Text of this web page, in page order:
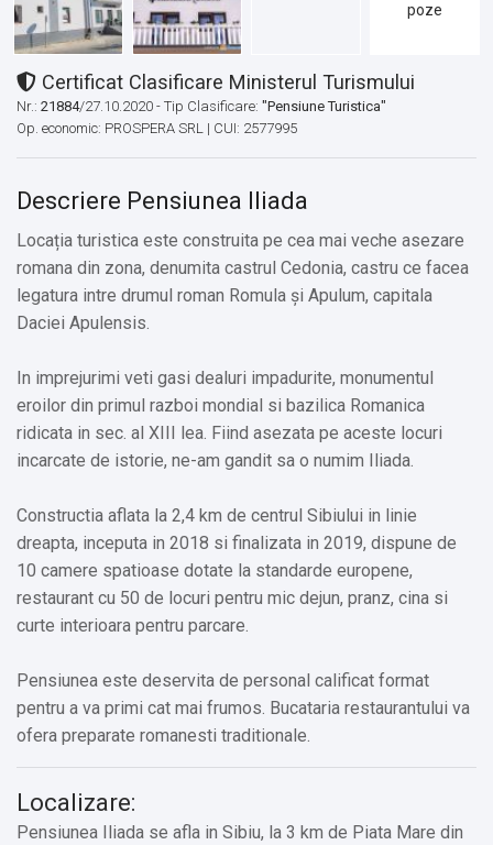
poze
Certificat Clasificare Ministerul Turismului
Nr.: 21884/27.10.2020 - Tip Clasificare: "Pensiune Turistica"
Op. economic: PROSPERA SRL | CUI: 2577995
Descriere Pensiunea Iliada
Locația turistica este construita pe cea mai veche asezare
romana din zona, denumita castrul Cedonia, castru ce facea
legatura intre drumul roman Romula și Apulum, capitala
Daciei Apulensis.
In imprejurimi veti gasi dealuri impadurite, monumentul
eroilor din primul razboi mondial si bazilica Romanica
ridicata in sec. al XIII lea. Fiind asezata pe aceste locuri
incarcate de istorie, ne-am gandit sa o numim Iliada.
Constructia aflata la 2,4 km de centrul Sibiului in linie
dreapta, inceputa in 2018 si finalizata in 2019, dispune de
10 camere spatioase dotate la standarde europene,
restaurant cu 50 de locuri pentru mic dejun, pranz, cina si
curte interioara pentru parcare.
Pensiunea este deservita de personal calificat format
pentru a va primi cat mai frumos. Bucataria restaurantului va
ofera preparate romanesti traditionale.
Localizare:
Pensiunea Iliada se afla in Sibiu, la 3 km de Piata Mare din